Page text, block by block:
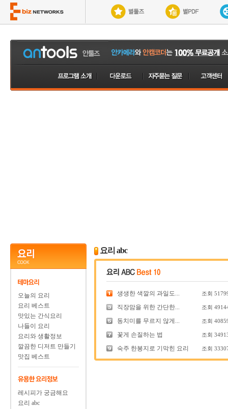
오늘의 요리
요리 베스트
맛있는 간식요리
나들이 요리
요리와 생활정보
깔끔한 디저트 만들기
맛집 베스트
레시피가 궁금해요
요리 abc
요리 abc
생생한 색깔의 과일도... 조회
직장맘을 위한 간단한... 조회
동치미를 무르지 않게... 조회
꽃게 손질하는 법 조회
숙주 한봉지로 기막힌 요리 조회